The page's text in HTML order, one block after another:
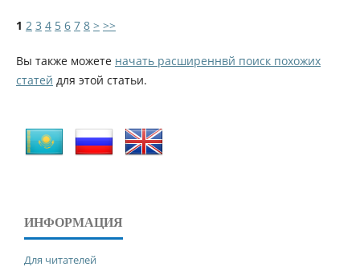
1 2 3 4 5 6 7 8 > >>
Вы также можете начать расширеннвй поиск похожих
статей для этой статьи.
ИНФОРМАЦИЯ
Для читателей